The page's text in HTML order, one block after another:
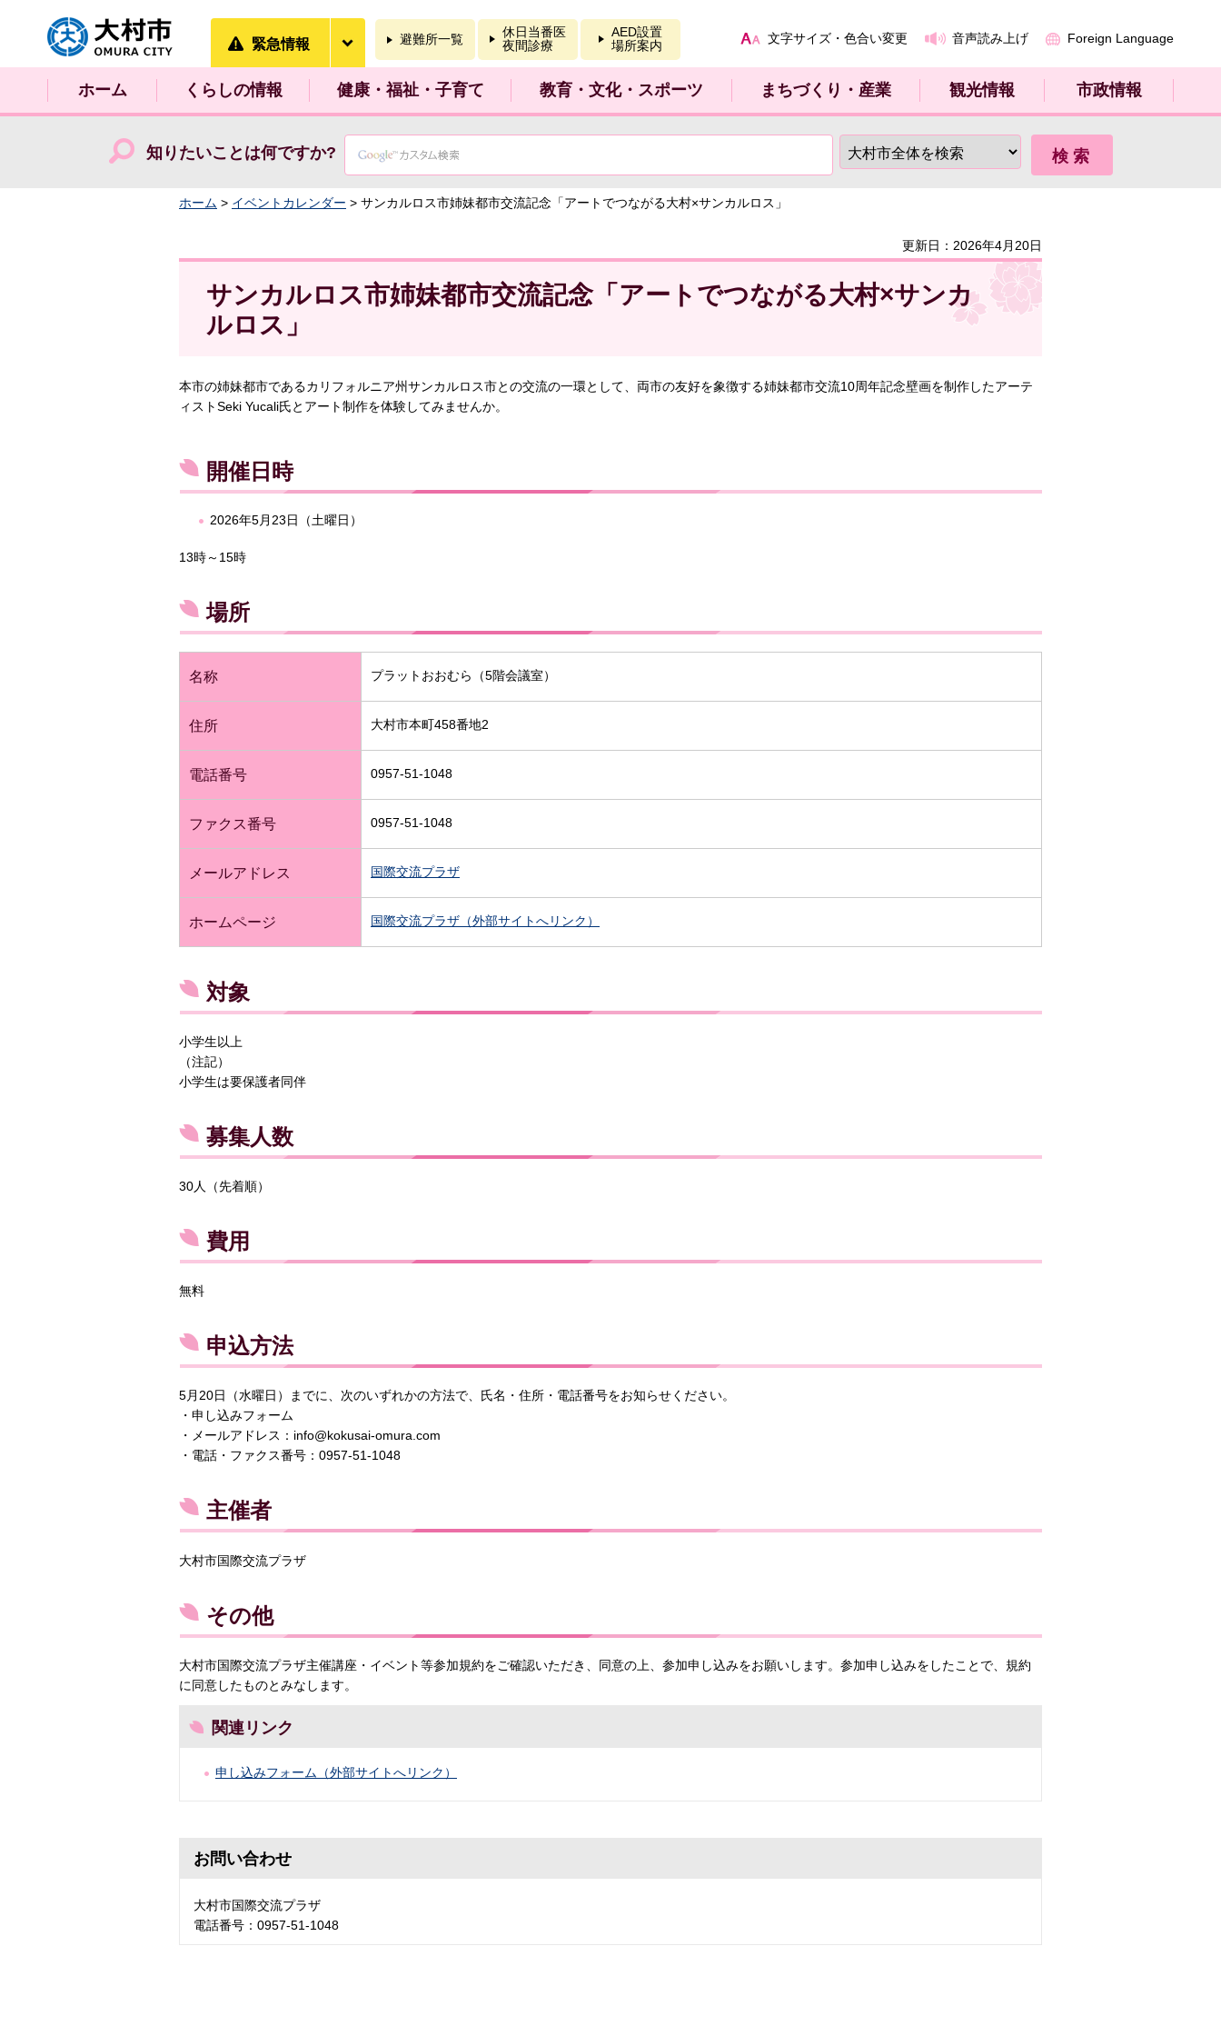
大村市
緊急情報 避難所一覧
休日当番医
夜間診療
AED設置
場所案内
文字サイズ・色合い変更 音声読み上げ Foreign Language
ホーム くらしの情報 健康・福祉・子育て 教育・文化・スポーツ まちづくり・産業 観光情報 市政情報
知りたいことは何ですか?
ホーム > イベントカレンダー > サンカルロス市姉妹都市交流記念「アートでつながる大村×サンカルロス」
更新日：2026年4月20日
サンカルロス市姉妹都市交流記念「アートでつながる大村×サンカ
ルロス」
本市の姉妹都市であるカリフォルニア州サンカルロス市との交流の一環として、両市の友好を象徴する姉妹都市交流10周年記念壁画を制作したアーテ
ィストSeki Yucali氏とアート制作を体験してみませんか。
開催日時
2026年5月23日（土曜日）
13時～15時
場所
名称 プラットおおむら（5階会議室）
住所 大村市本町458番地2
電話番号 0957-51-1048
ファクス番号 0957-51-1048
メールアドレス 国際交流プラザ
ホームページ 国際交流プラザ（外部サイトへリンク）
対象
小学生以上
（注記）
小学生は要保護者同伴
募集人数
30人（先着順）
費用
無料
申込方法
5月20日（水曜日）までに、次のいずれかの方法で、氏名・住所・電話番号をお知らせください。
・申し込みフォーム
・メールアドレス：info@kokusai-omura.com
・電話・ファクス番号：0957-51-1048
主催者
大村市国際交流プラザ
その他
大村市国際交流プラザ主催講座・イベント等参加規約をご確認いただき、同意の上、参加申し込みをお願いします。参加申し込みをしたことで、規約
に同意したものとみなします。
関連リンク
申し込みフォーム（外部サイトへリンク）
お問い合わせ
大村市国際交流プラザ
電話番号：0957-51-1048